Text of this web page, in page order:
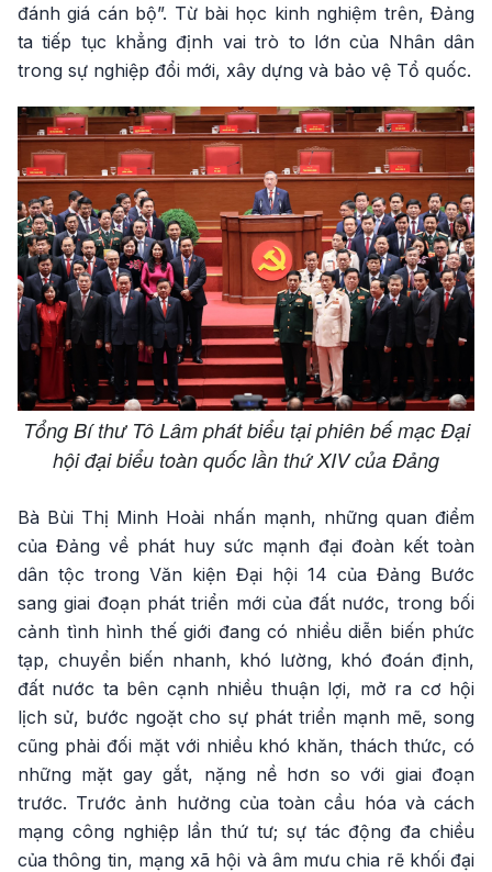
đánh giá cán bộ”. Từ bài học kinh nghiệm trên, Đảng
ta tiếp tục khẳng định vai trò to lớn của Nhân dân
trong sự nghiệp đổi mới, xây dựng và bảo vệ Tổ quốc.
Tổng Bí thư Tô Lâm phát biểu tại phiên bế mạc Đại
hội đại biểu toàn quốc lần thứ XIV của Đảng
Bà Bùi Thị Minh Hoài nhấn mạnh, những quan điểm
của Đảng về phát huy sức mạnh đại đoàn kết toàn
dân tộc trong Văn kiện Đại hội 14 của Đảng Bước
sang giai đoạn phát triển mới của đất nước, trong bối
cảnh tình hình thế giới đang có nhiều diễn biến phức
tạp, chuyển biến nhanh, khó lường, khó đoán định,
đất nước ta bên cạnh nhiều thuận lợi, mở ra cơ hội
lịch sử, bước ngoặt cho sự phát triển mạnh mẽ, song
cũng phải đối mặt với nhiều khó khăn, thách thức, có
những mặt gay gắt, nặng nề hơn so với giai đoạn
trước. Trước ảnh hưởng của toàn cầu hóa và cách
mạng công nghiệp lần thứ tư; sự tác động đa chiều
của thông tin, mạng xã hội và âm mưu chia rẽ khối đại